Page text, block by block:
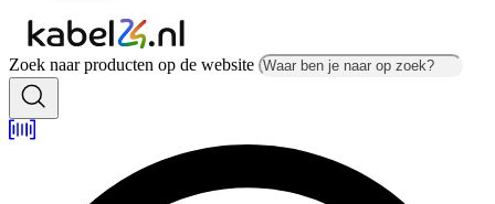
Zoek naar producten op de website